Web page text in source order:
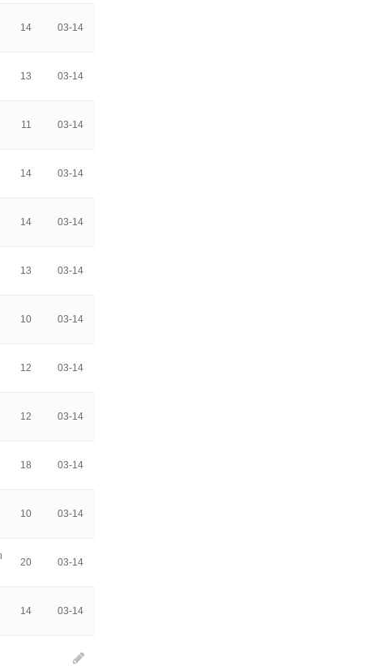
14 03-14
13 03-14
11 03-14
14 03-14
14 03-14
13 03-14
10 03-14
12 03-14
12 03-14
18 03-14
10 03-14
20 03-14
14 03-14